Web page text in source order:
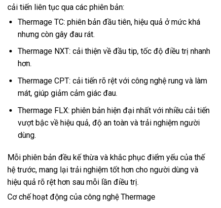
cải tiến liên tục qua các phiên bản:
Thermage TC: phiên bản đầu tiên, hiệu quả ở mức khá
nhưng còn gây đau rát.
Thermage NXT: cải thiện về đầu tip, tốc độ điều trị nhanh
hơn.
Thermage CPT: cải tiến rõ rệt với công nghệ rung và làm
mát, giúp giảm cảm giác đau.
Thermage FLX: phiên bản hiện đại nhất với nhiều cải tiến
vượt bậc về hiệu quả, độ an toàn và trải nghiệm người
dùng.
Mỗi phiên bản đều kế thừa và khắc phục điểm yếu của thế
hệ trước, mang lại trải nghiệm tốt hơn cho người dùng và
hiệu quả rõ rệt hơn sau mỗi lần điều trị.
Cơ chế hoạt động của công nghệ Thermage